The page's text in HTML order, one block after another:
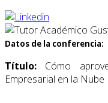
Datos de la conferencia:
Título: Cómo
Empresarial en la Nube